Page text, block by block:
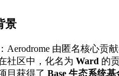
景
：Aerodrome 由匿名核心贡
社区中，化名为 Ward
的
目获得了 Base 生态系统基